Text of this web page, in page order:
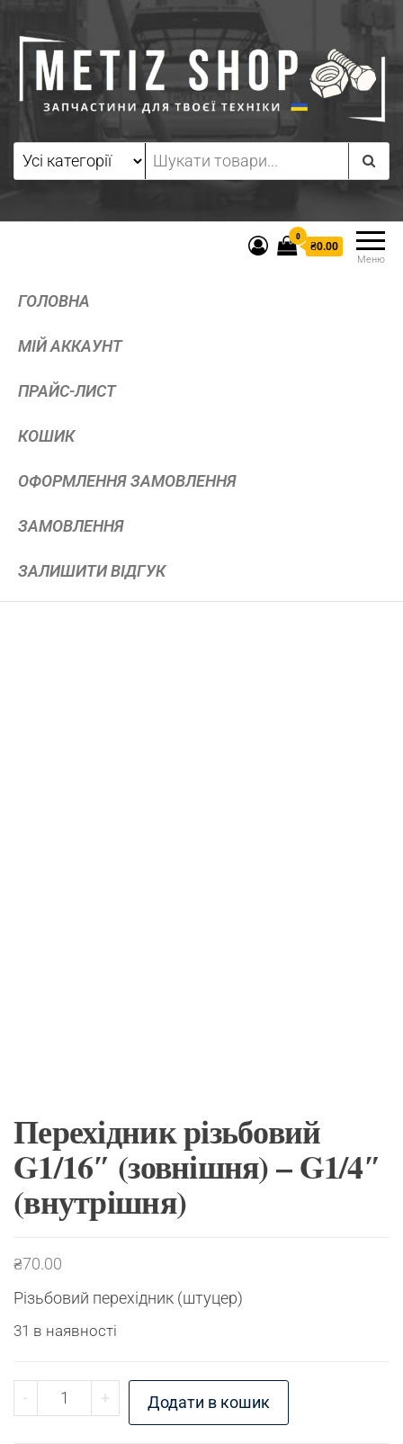
Меню
0
₴0.00
ГОЛОВНА
МІЙ АККАУНТ
ПРАЙС-ЛИСТ
КОШИК
ОФОРМЛЕННЯ ЗАМОВЛЕННЯ
ЗАМОВЛЕННЯ
ЗАЛИШИТИ ВІДГУК
Перехідник різьбовий
G1/16″ (зовнішня) – G1/4″
(внутрішня)
₴70.00
Різьбовий перехідник (штуцер)
31 в наявності
- Перехідник різьбовий G1/16" (зовнішня) - G1/4"
+ Додати в кошик